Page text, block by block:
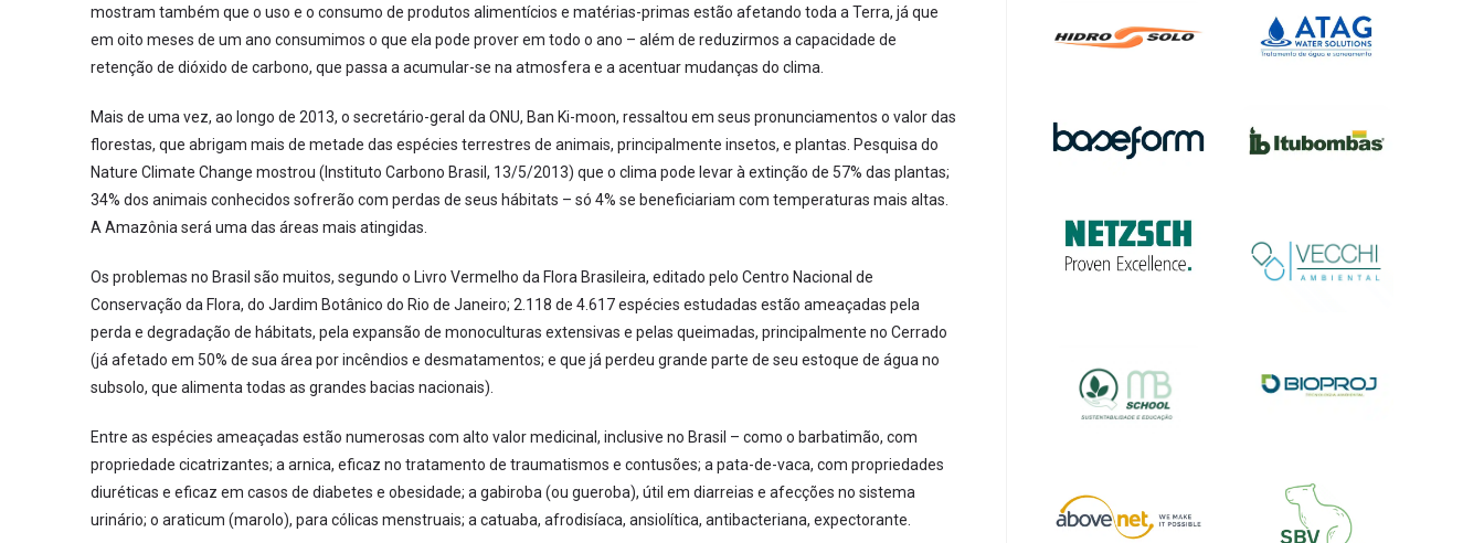
mostram também que o uso e o consumo de produtos alimentícios e matérias-primas estão afetando toda a Terra, já que
em oito meses de um ano consumimos o que ela pode prover em todo o ano – além de reduzirmos a capacidade de
retenção de dióxido de carbono, que passa a acumular-se na atmosfera e a acentuar mudanças do clima.
Mais de uma vez, ao longo de 2013, o secretário-geral da ONU, Ban Ki-moon, ressaltou em seus pronunciamentos o valor das
florestas, que abrigam mais de metade das espécies terrestres de animais, principalmente insetos, e plantas. Pesquisa do
Nature Climate Change mostrou (Instituto Carbono Brasil, 13/5/2013) que o clima pode levar à extinção de 57% das plantas;
34% dos animais conhecidos sofrerão com perdas de seus hábitats – só 4% se beneficiariam com temperaturas mais altas.
A Amazônia será uma das áreas mais atingidas.
Os problemas no Brasil são muitos, segundo o Livro Vermelho da Flora Brasileira, editado pelo Centro Nacional de
Conservação da Flora, do Jardim Botânico do Rio de Janeiro; 2.118 de 4.617 espécies estudadas estão ameaçadas pela
perda e degradação de hábitats, pela expansão de monoculturas extensivas e pelas queimadas, principalmente no Cerrado
(já afetado em 50% de sua área por incêndios e desmatamentos; e que já perdeu grande parte de seu estoque de água no
subsolo, que alimenta todas as grandes bacias nacionais).
Entre as espécies ameaçadas estão numerosas com alto valor medicinal, inclusive no Brasil – como o barbatimão, com
propriedade cicatrizantes; a arnica, eficaz no tratamento de traumatismos e contusões; a pata-de-vaca, com propriedades
diuréticas e eficaz em casos de diabetes e obesidade; a gabiroba (ou gueroba), útil em diarreias e afecções no sistema
urinário; o araticum (marolo), para cólicas menstruais; a catuaba, afrodisíaca, ansiolítica, antibacteriana, expectorante.